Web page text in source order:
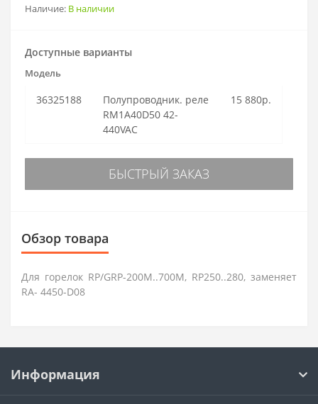
Наличие: В наличии
Доступные варианты
Модель
36325188
Полупроводник. реле
RM1A40D50 42-
440VAC
15 880р.
БЫСТРЫЙ ЗАКАЗ
Обзор товара
Для горелок RP/GRP-200M..700M, RP250..280, заменяет
RA- 4450-D08
Информация